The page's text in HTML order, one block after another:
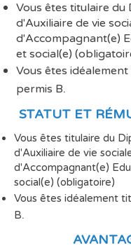
Vous êtes titulaire du
d'Auxiliaire de vie
d'Accompagnant(e)
et social(e)
Vous êtes
permis B.
STATUT ET RÉ
Vous êtes titulaire du
d'Auxiliaire de vie
d'Accompagnant(e)
social(e) (obligatoire)
Vous êtes idéalement
B.